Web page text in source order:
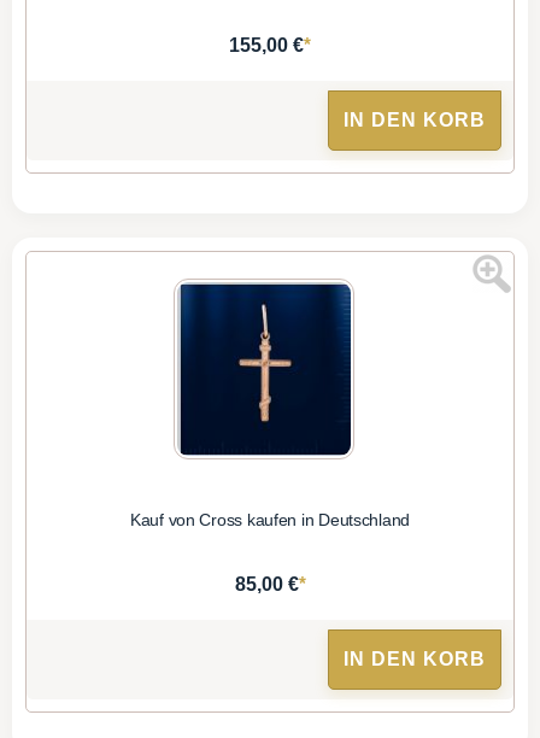
155,00 €*
IN DEN KORB
Kauf von Cross kaufen in Deutschland
85,00 €*
IN DEN KORB